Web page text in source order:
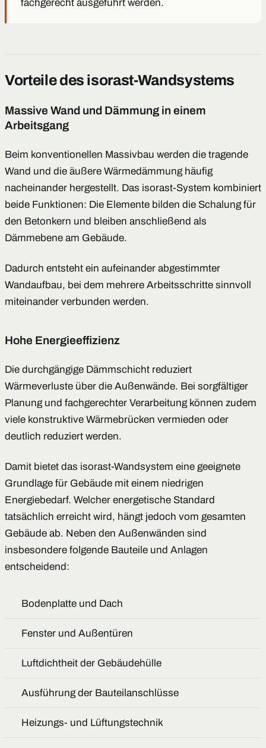
fachgerecht ausgeführt werden.
Vorteile des isorast-Wandsystems
Massive Wand und Dämmung in einem
Arbeitsgang
Beim konventionellen Massivbau werden die tragende
Wand und die äußere Wärmedämmung häufig
nacheinander hergestellt. Das isorast-System kombiniert
beide Funktionen: Die Elemente bilden die Schalung für
den Betonkern und bleiben anschließend als
Dämmebene am Gebäude.
Dadurch entsteht ein aufeinander abgestimmter
Wandaufbau, bei dem mehrere Arbeitsschritte sinnvoll
miteinander verbunden werden.
Hohe Energieeffizienz
Die durchgängige Dämmschicht reduziert
Wärmeverluste über die Außenwände. Bei sorgfältiger
Planung und fachgerechter Verarbeitung können zudem
viele konstruktive Wärmebrücken vermieden oder
deutlich reduziert werden.
Damit bietet das isorast-Wandsystem eine geeignete
Grundlage für Gebäude mit einem niedrigen
Energiebedarf. Welcher energetische Standard
tatsächlich erreicht wird, hängt jedoch vom gesamten
Gebäude ab. Neben den Außenwänden sind
insbesondere folgende Bauteile und Anlagen
entscheidend:
Bodenplatte und Dach
Fenster und Außentüren
Luftdichtheit der Gebäudehülle
Ausführung der Bauteilanschlüsse
Heizungs- und Lüftungstechnik